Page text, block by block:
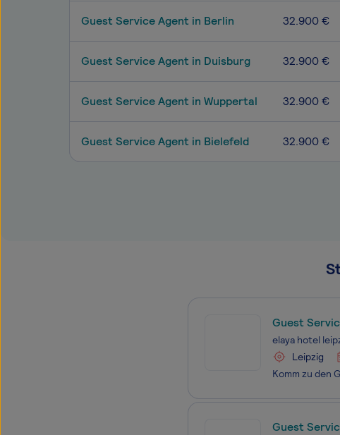
Guest Service Agent in Berlin 32.900 €
Guest Service Agent in Duisburg 32.900 €
Guest Service Agent in Wuppertal 32.900 €
Guest Service Agent in Bielefeld 32.900 €
Guest
elaya hotel
Leipzig
Guest